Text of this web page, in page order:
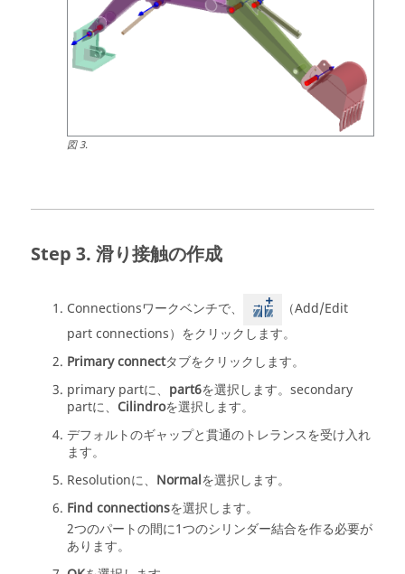
図3.
滑り接触の作成
Connectionsワークベンチで、
（Add/Edit
part connections）をクリックします。
Primary connectタブをクリックします。
primary partに、 part6を選択します。secondary
partに、 Cilindroを選択します。
デフォルトのギャップと貫通のトレランスを受け入れ
ます。
Resolutionに、 Normalを選択します。
Find connectionsを選択します。
2つのパートの間に1つのシリンダー結合を作る必要が
あります。